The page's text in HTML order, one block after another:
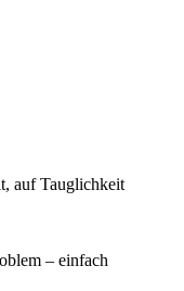
auf Tauglichkeit
– einfach